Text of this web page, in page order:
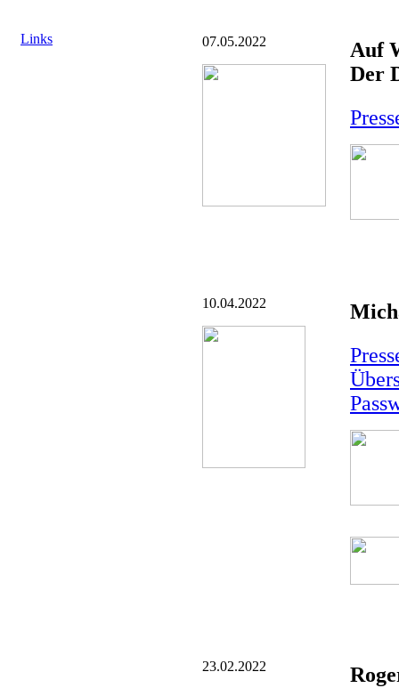
Links 07.05.2022
Auf
Der
10.04.2022
23.02.2022